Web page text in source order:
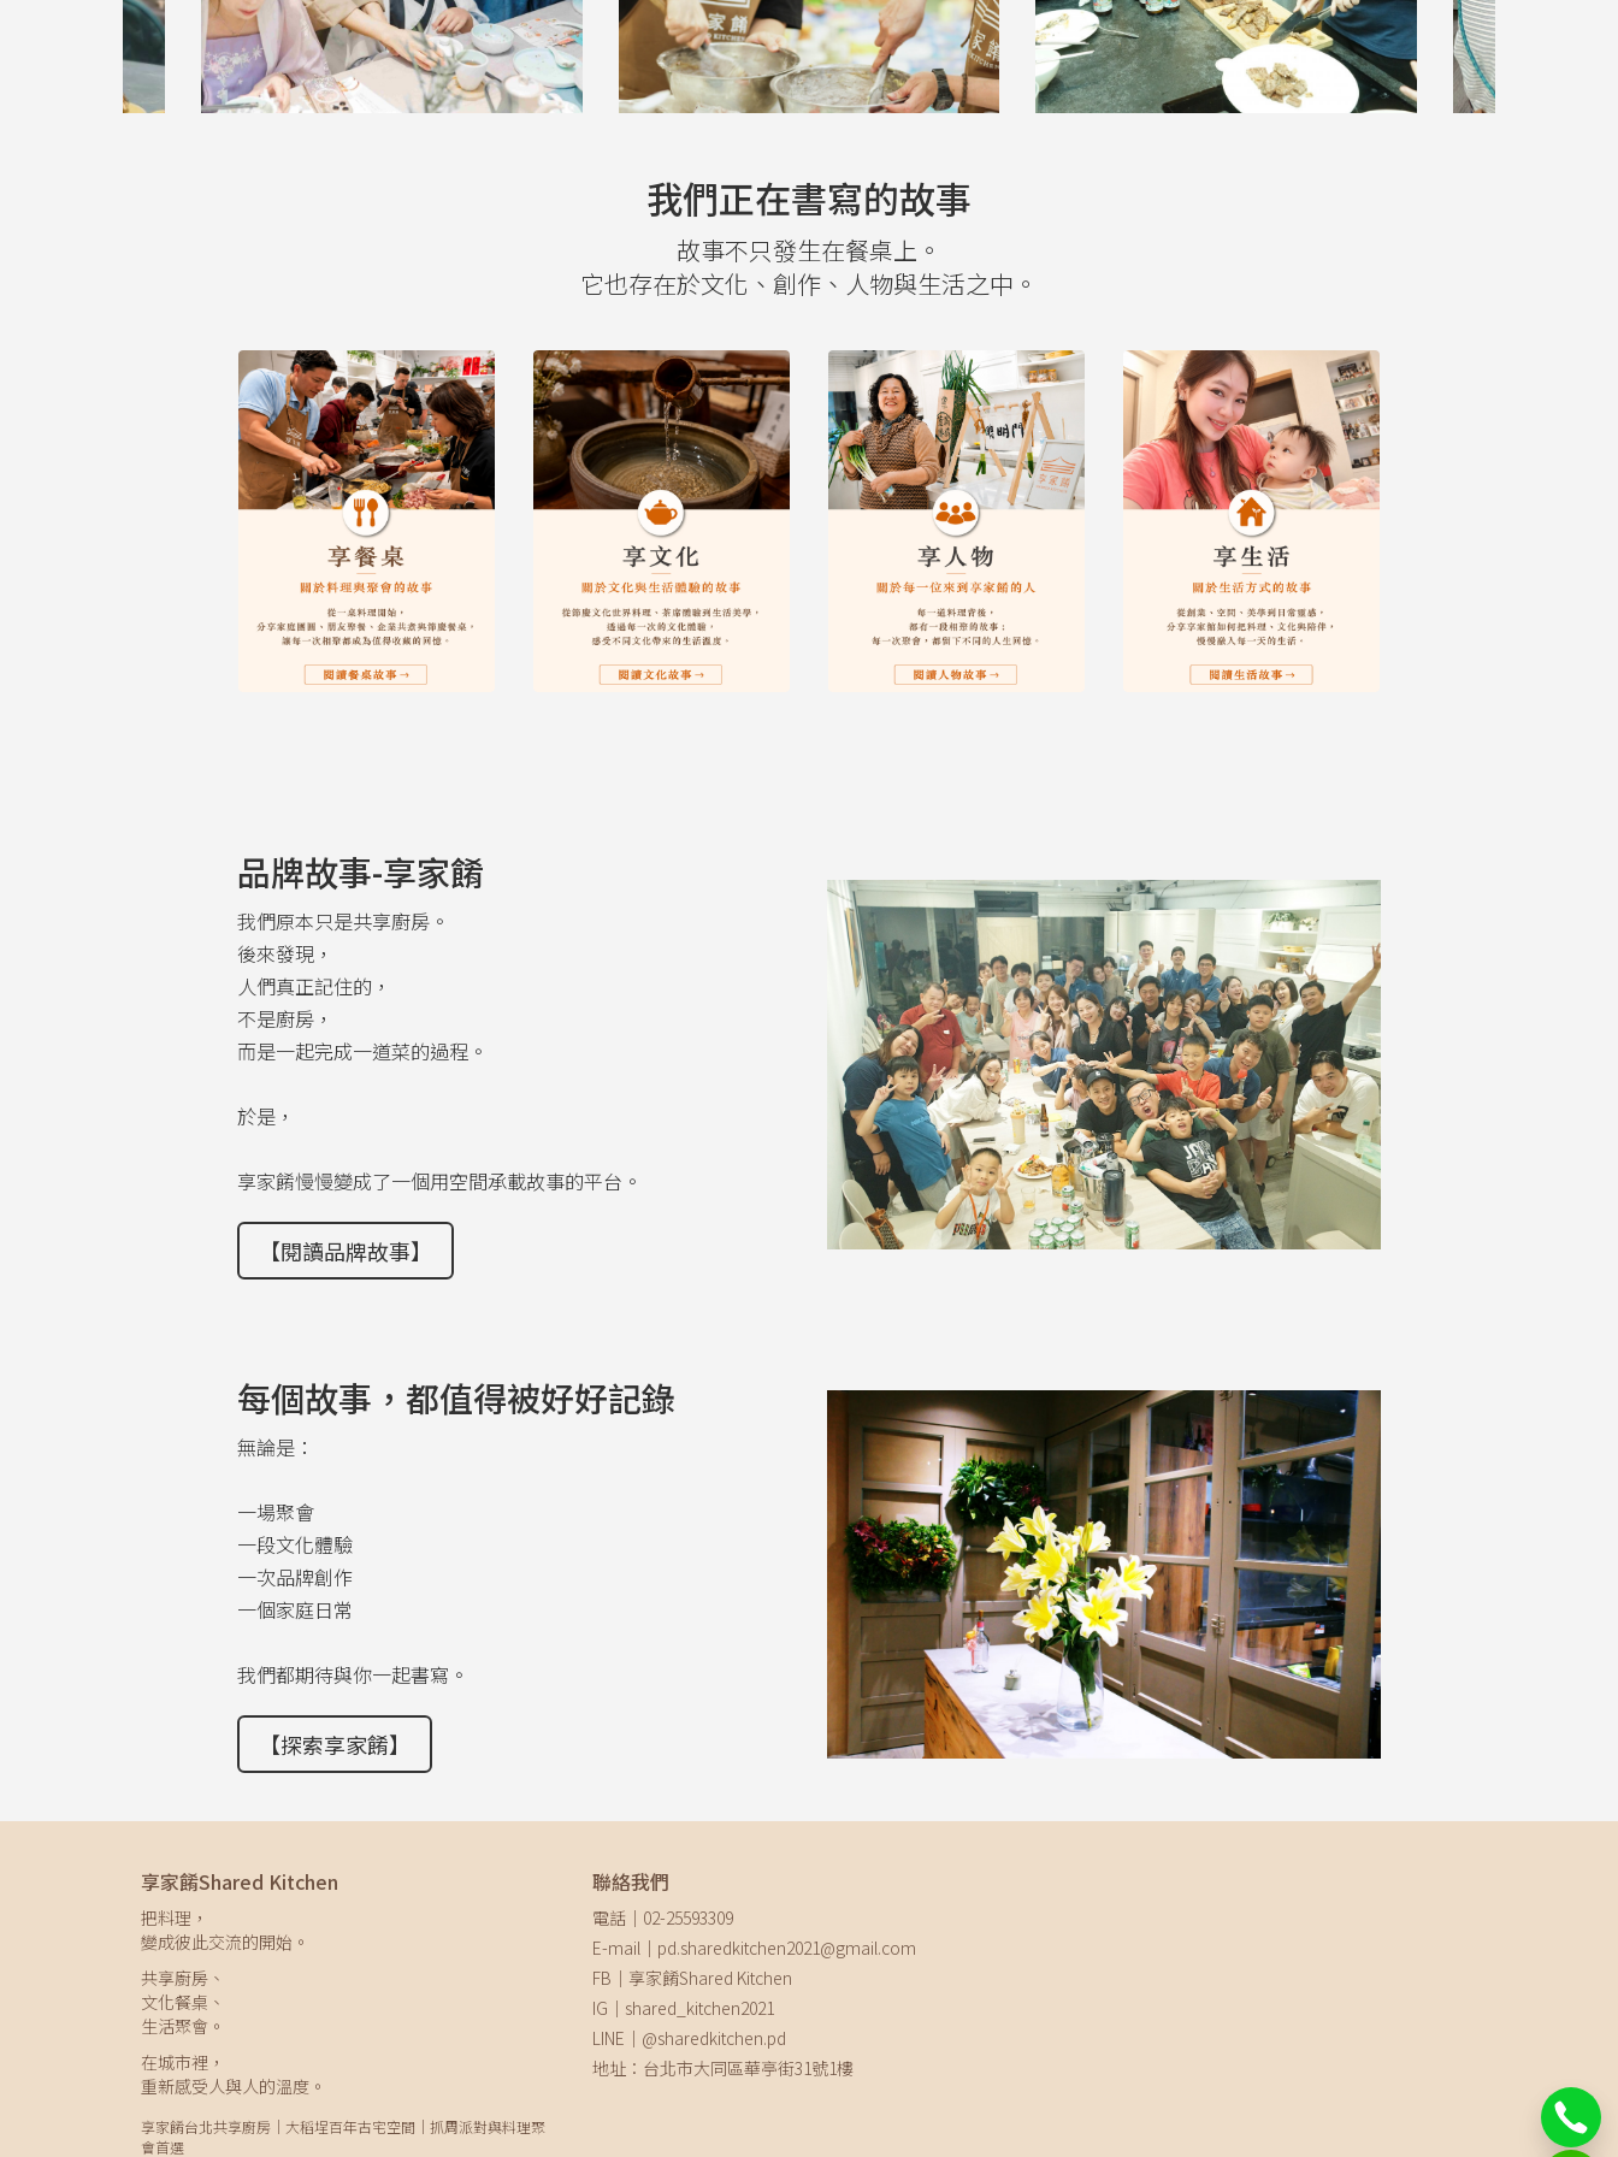
我們正在書寫的故事
故事不只發生在餐桌上。
它也存在於文化、創作、人物與生活之中。
品牌故事-享家餚
我們原本只是共享廚房。
後來發現，
人們真正記住的，
不是廚房，
而是一起完成一道菜的過程。
於是，
享家餚慢慢變成了一個用空間承載故事的平台。
【閱讀品牌故事】
每個故事，都值得被好好記錄
無論是：
一場聚會
一段文化體驗
一次品牌創作
一個家庭日常
我們都期待與你一起書寫。
【探索享家餚】
享家餚Shared Kitchen
把料理，
變成彼此交流的開始。
共享廚房、
文化餐桌、
生活聚會。
在城市裡，
重新感受人與人的溫度。
享家餚台北共享廚房｜大稻埕百年古宅空間｜抓周派對與料理聚
會首選
聯絡我們
電話｜02-25593309
E-mail｜pd.sharedkitchen2021@gmail.com
FB｜享家餚Shared Kitchen
IG｜shared_kitchen2021
LINE｜@sharedkitchen.pd
地址：台北市大同區華亭街31號1樓